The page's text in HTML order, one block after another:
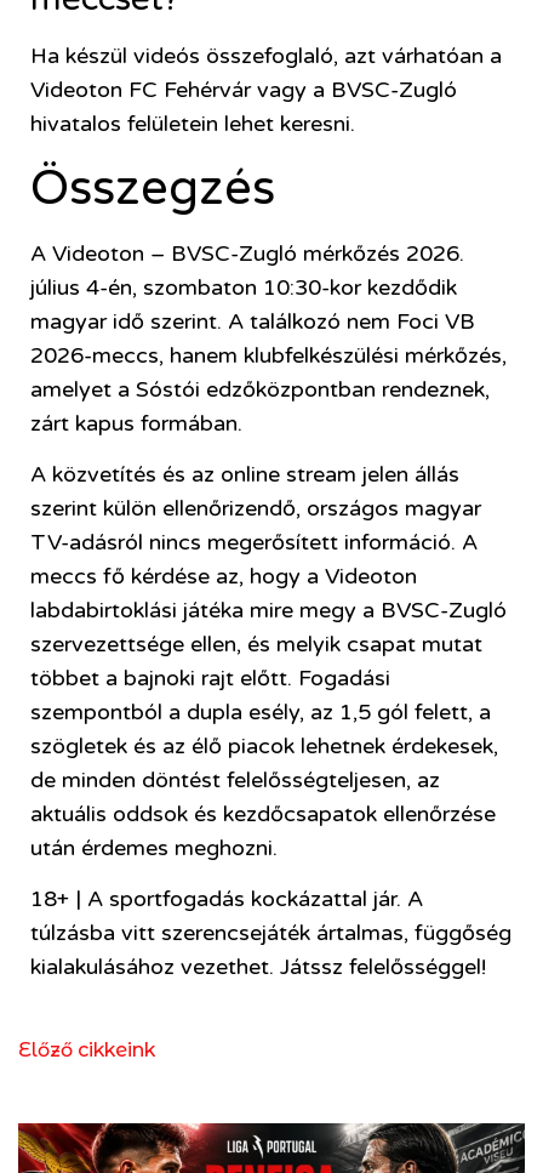
Előző cikkeink
Ha készül videós összefoglaló, azt várhatóan a
Videoton FC Fehérvár vagy a BVSC-Zugló
hivatalos felületein lehet keresni.
Összegzés
A Videoton – BVSC-Zugló mérkőzés 2026.
július 4-én, szombaton 10:30-kor kezdődik
magyar idő szerint. A találkozó nem Foci VB
2026-meccs, hanem klubfelkészülési mérkőzés,
amelyet a Sóstói edzőközpontban rendeznek,
zárt kapus formában.
A közvetítés és az online stream jelen állás
szerint külön ellenőrizendő, országos magyar
TV-adásról nincs megerősített információ. A
meccs fő kérdése az, hogy a Videoton
labdabirtoklási játéka mire megy a BVSC-Zugló
szervezettsége ellen, és melyik csapat mutat
többet a bajnoki rajt előtt. Fogadási
szempontból a dupla esély, az 1,5 gól felett, a
szögletek és az élő piacok lehetnek érdekesek,
de minden döntést felelősségteljesen, az
aktuális oddsok és kezdőcsapatok ellenőrzése
után érdemes meghozni.
18+ | A sportfogadás kockázattal jár. A
túlzásba vitt szerencsejáték ártalmas, függőség
kialakulásához vezethet. Játssz felelősséggel!